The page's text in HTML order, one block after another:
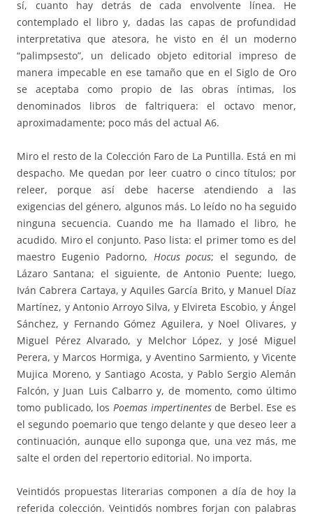
sí, cuanto hay detrás de cada envolvente línea. He
contemplado el libro y, dadas las capas de profundidad
interpretativa que atesora, he visto en él un moderno
“palimpsesto”, un delicado objeto editorial impreso de
manera impecable en ese tamaño que en el Siglo de Oro
se aceptaba como propio de las obras íntimas, los
denominados libros de faltriquera: el octavo menor,
aproximadamente; poco más del actual A6.
Miro el resto de la Colección Faro de La Puntilla. Está en mi
despacho. Me quedan por leer cuatro o cinco títulos; por
releer, porque así debe hacerse atendiendo a las
exigencias del género, algunos más. Lo leído no ha seguido
ninguna secuencia. Cuando me ha llamado el libro, he
acudido. Miro el conjunto. Paso lista: el primer tomo es del
maestro Eugenio Padorno, Hocus pocus; el segundo, de
Lázaro Santana; el siguiente, de Antonio Puente; luego,
Iván Cabrera Cartaya, y Aquiles García Brito, y Manuel Díaz
Martínez, y Antonio Arroyo Silva, y Elvireta Escobio, y Ángel
Sánchez, y Fernando Gómez Aguilera, y Noel Olivares, y
Miguel Pérez Alvarado, y Melchor López, y José Miguel
Perera, y Marcos Hormiga, y Aventino Sarmiento, y Vicente
Mujica Moreno, y Santiago Acosta, y Pablo Sergio Alemán
Falcón, y Juan Luis Calbarro y, de momento, como último
tomo publicado, los Poemas impertinentesde Berbel. Ese es
el segundo poemario que tengo delante y que deseo leer a
continuación, aunque ello suponga que, una vez más, me
salte el orden del repertorio editorial. No importa.
Veintidós propuestas literarias componen a día de hoy la
referida colección. Veintidós nombres forjan con palabras